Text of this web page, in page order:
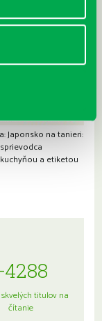
Japonsko na tanieri:
a etiketou
titulov na
čítanie